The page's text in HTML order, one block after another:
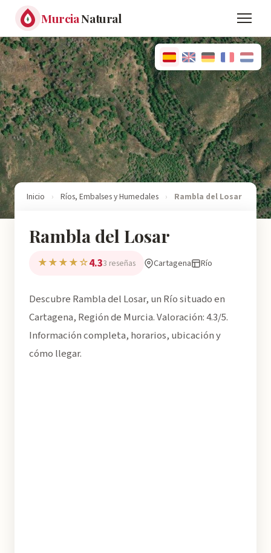
MurciaNatural
Inicio › Ríos, Embalses y Humedales › Rambla del Losar
Rambla del Losar
★★★★☆4.33 reseñas Cartagena Río
Descubre Rambla del Losar, un Río situado en
Cartagena, Región de Murcia. Valoración: 4.3/5.
Información completa, horarios, ubicación y
cómo llegar.